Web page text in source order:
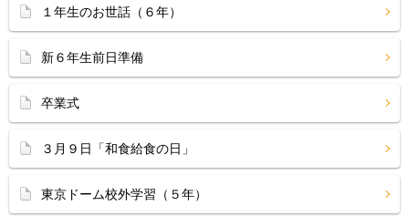
１年生のお世話（６年）
新６年生前日準備
卒業式
３月９日「和食給食の日」
東京ドーム校外学習（５年）